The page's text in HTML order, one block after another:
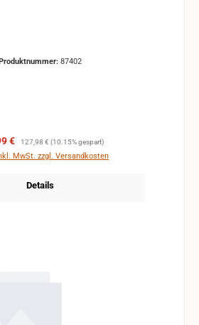
87402
€ Regulärer Preis:
127,98 € (10.15% gespart)
MwSt. zzgl. Versandkosten
Details